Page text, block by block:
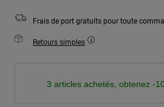
Frais de port gratuits pour toute
Retours simples
3 articles achetés, obtenez -